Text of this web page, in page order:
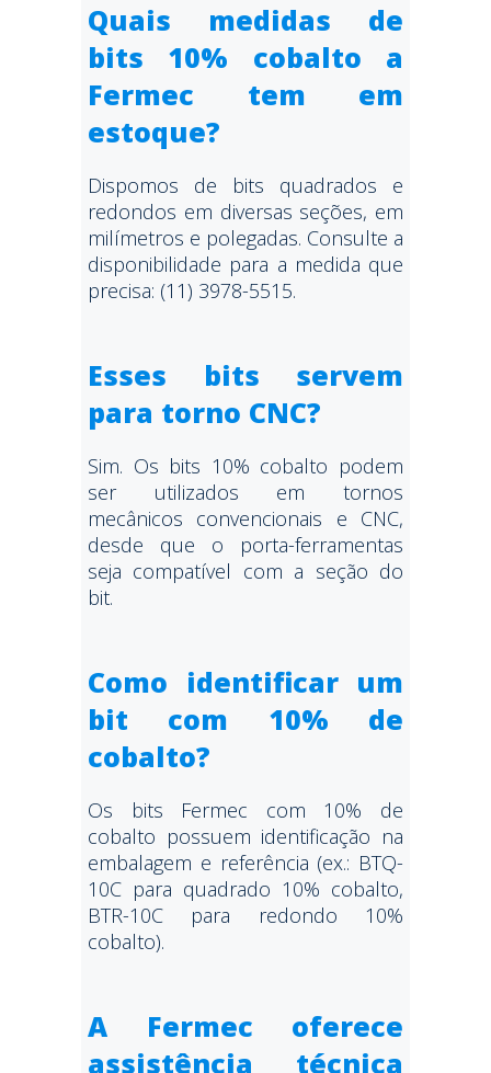
Quais medidas de
bits 10% cobalto a
Fermec tem em
estoque?
Dispomos de bits quadrados e
redondos em diversas seções, em
milímetros e polegadas. Consulte a
disponibilidade para a medida que
precisa: (11) 3978-5515.
Esses bits servem
para torno CNC?
Sim. Os bits 10% cobalto podem
ser utilizados em tornos
mecânicos convencionais e CNC,
desde que o porta-ferramentas
seja compatível com a seção do
bit.
Como identificar um
bit com 10% de
cobalto?
Os bits Fermec com 10% de
cobalto possuem identificação na
embalagem e referência (ex.: BTQ-
10C para quadrado 10% cobalto,
BTR-10C para redondo 10%
cobalto).
A Fermec oferece
assistência técnica